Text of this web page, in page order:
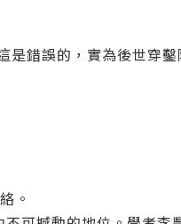
錯誤的，實為後世穿鑿
。